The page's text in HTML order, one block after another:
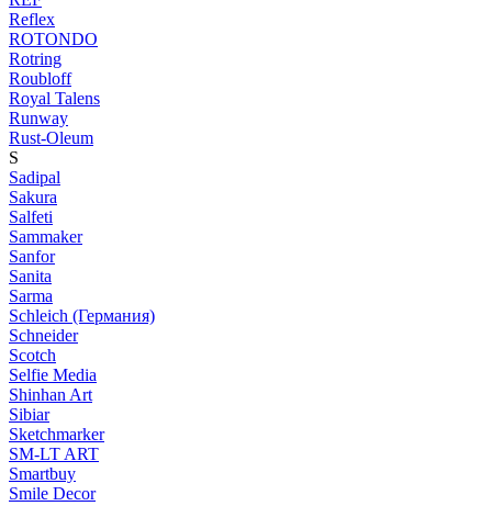
Reflex
ROTONDO
Rotring
Roubloff
Royal Talens
Runway
Rust-Oleum
S
Sadipal
Sakura
Salfeti
Sammaker
Sanfor
Sanita
Sarma
Schleich (Германия)
Schneider
Scotch
Selfie Media
Shinhan Art
Sibiar
Sketchmarker
SM-LT ART
Smartbuy
Smile Decor